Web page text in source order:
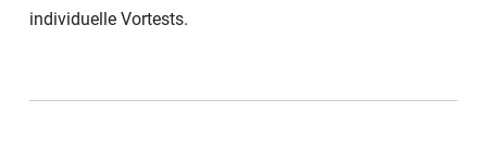
individuelle Vortests.